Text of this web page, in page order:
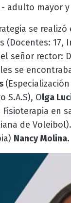
adulto mayor
se realizó
(Docentes:
señor rector:
se
S.A.S), Olga
en
de
Nancy Molina.